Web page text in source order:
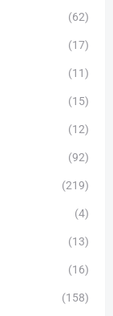
(62)
(17)
(11)
(15)
(12)
(92)
(219)
(4)
(13)
(16)
(158)